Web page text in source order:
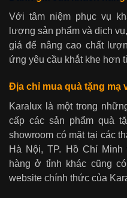
Với tâm niệm phục vụ
lượng sản phẩm và dịch
giá để nâng cao chất
ứng yêu cầu khắt khe hơn
Địa chỉ mua quà tặng mạ
Karalux là một trong
cấp các sản phẩm quà
showroom có mặt tại các
Hà Nội, TP. Hồ Chí
hàng ở tỉnh khác cũng
website chính thức của